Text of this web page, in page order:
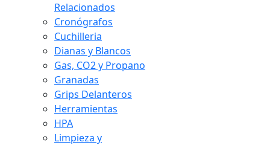
Relacionados
Cronógrafos
Cuchilleria
Dianas y Blancos
Gas, CO2 y Propano
Granadas
Grips Delanteros
Herramientas
HPA
Limpieza y